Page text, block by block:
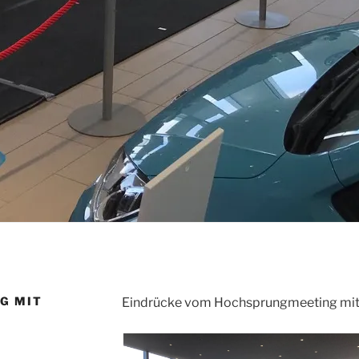
MIT Eindrücke vom Hochsprungmeeting